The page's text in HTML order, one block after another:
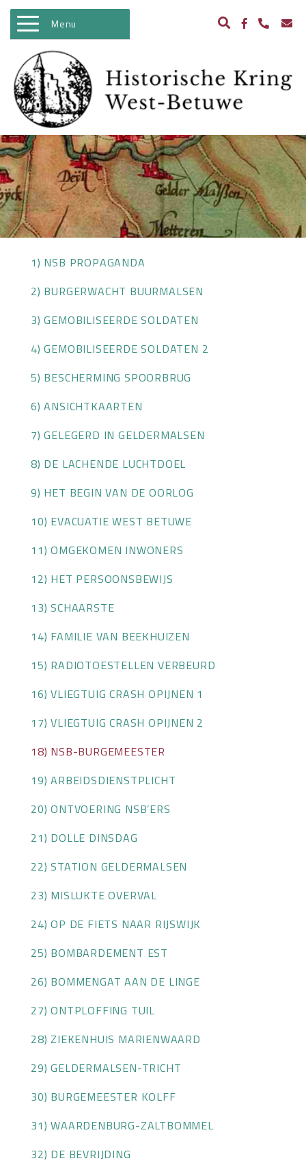
Menu
WELKOM
ACTIVITEITEN
NIEUWS
BIBLIOTHEEK
ARCHEOLOGIE
HISTORIE
BEELDBANK
KASTELEN IN WEST BETUWE
WO II
OVER HKWB
LID WORDEN
CONTACT
1) NSB PROPAGANDA
2) BURGERWACHT BUURMALSEN
3) GEMOBILISEERDE SOLDATEN
4) GEMOBILISEERDE SOLDATEN 2
5) BESCHERMING SPOORBRUG
6) ANSICHTKAARTEN
7) GELEGERD IN GELDERMALSEN
8) DE LACHENDE LUCHTDOEL
9) HET BEGIN VAN DE OORLOG
10) EVACUATIE WEST BETUWE
11) OMGEKOMEN INWONERS
12) HET PERSOONSBEWIJS
13) SCHAARSTE
14) FAMILIE VAN BEEKHUIZEN
15) RADIOTOESTELLEN VERBEURD
16) VLIEGTUIG CRASH OPIJNEN 1
17) VLIEGTUIG CRASH OPIJNEN 2
18) NSB-BURGEMEESTER
19) ARBEIDSDIENSTPLICHT
20) ONTVOERING NSB’ERS
21) DOLLE DINSDAG
22) STATION GELDERMALSEN
23) MISLUKTE OVERVAL
24) OP DE FIETS NAAR RIJSWIJK
25) BOMBARDEMENT EST
26) BOMMENGAT AAN DE LINGE
27) ONTPLOFFING TUIL
28) ZIEKENHUIS MARIENWAARD
29) GELDERMALSEN-TRICHT
30) BURGEMEESTER KOLFF
31) WAARDENBURG-ZALTBOMMEL
32) DE BEVRIJDING